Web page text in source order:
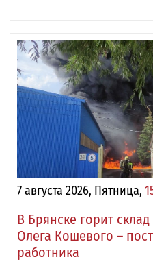
7 августа 2026, Пятница,
В Брянске горит
Олега Кошевого –
работника